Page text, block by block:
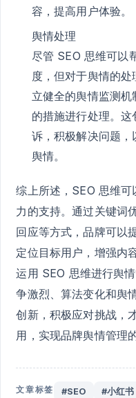
容，提高用户体验。
舆情处理
尽管 SEO 思维可以
度，但对于舆情的
立健全的舆情监测
的措施进行处理。
诉，积极解决问题
舆情。
综上所述，SEO 思维
力的支持。通过关键词
回应等方式，品牌可以
定位目标用户，增强内
运用 SEO 思维进行舆
争激烈、算法变化和舆
创新，积极应对挑战，
用，实现品牌舆情管理
文章标签 #SEO #小红书